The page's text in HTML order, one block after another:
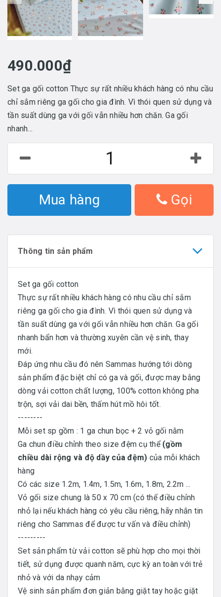
490.000₫
Set ga gối cotton Thực sự rất nhiều khách hàng có nhu cầu
chỉ sắm riêng ga gối cho gia đình. Vì thói quen sử dụng và
tần suất dùng ga với gối vẫn nhiều hơn chăn. Ga gối
nhanh...
Mua hàng Gọi
Thông tin sản phẩm
Set ga gối cotton
Thực sự rất nhiều khách hàng có nhu cầu chỉ sắm
riêng ga gối cho gia đình. Vì thói quen sử dụng và
tần suất dùng ga với gối vẫn nhiều hơn chăn. Ga gối
nhanh bẩn hơn và thường xuyên cần vệ sinh, thay
mới.
Đáp ứng nhu cầu đó nên Sammas hướng tới dòng
sản phẩm đặc biệt chỉ có ga và gối, được may bằng
dòng vải cotton chất lượng, 100% cotton không pha
trộn, sợi vải dai bền, thấm hút mồ hôi tốt.
--------
Mỗi set sp gồm : 1 ga chun bọc + 2 vỏ gối nằm
Ga chun điều chỉnh theo size đệm cụ thể (gồm
chiều dài rộng và độ dầy của đệm) của mỗi khách
hàng
Có các size 1.2m, 1.4m, 1.5m, 1.6m, 1.8m, 2.2m ...
Vỏ gối size chung là 50 x 70 cm (có thể điều chỉnh
nhỏ lại nếu khách hàng có yêu cầu riêng, hãy nhắn tin
riêng cho Sammas để được tư vấn và điều chỉnh)
---------
Set sản phẩm từ vải cotton sẽ phù hợp cho mọi thời
tiết, sử dụng được quanh năm, cực kỳ an toàn với trẻ
nhỏ và với da nhạy cảm
Vệ sinh sản phẩm đơn giản bằng giặt tay hoặc giặt